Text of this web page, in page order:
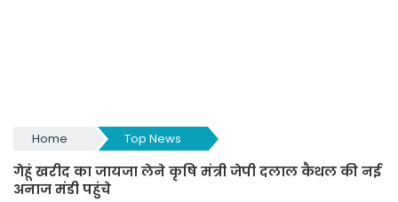
Home Top News
गेहूं खरीद का जायजा लेने कृषि मंत्री जेपी दलाल कैथल की नई
अनाज मंडी पहुंचे